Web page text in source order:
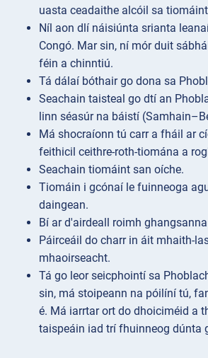
uasta ceadaithe alcóil sa
Níl aon dlí náisiúnta srianta
Congó. Mar sin, ní mór duit
féin a chinntiú.
Tá dálaí bóthair go dona sa
Seachain taisteal go dtí an
linn séasúr na báistí
Má shocraíonn tú carr a fháil ar
feithicil ceithre-roth-tiomána a
Seachain tiomáint san oíche.
Tiomáin i gcónaí le fuinneoga
daingean.
Bí ar d'airdeall roimh
Páirceáil do charr in áit mhaith-
mhaoirseacht.
Tá go leor seicphointí sa
sin, má stoipeann na póilíní tú,
é. Má iarrtar ort do dhoiciméid a
taispeáin iad trí fhuinneog dúnta